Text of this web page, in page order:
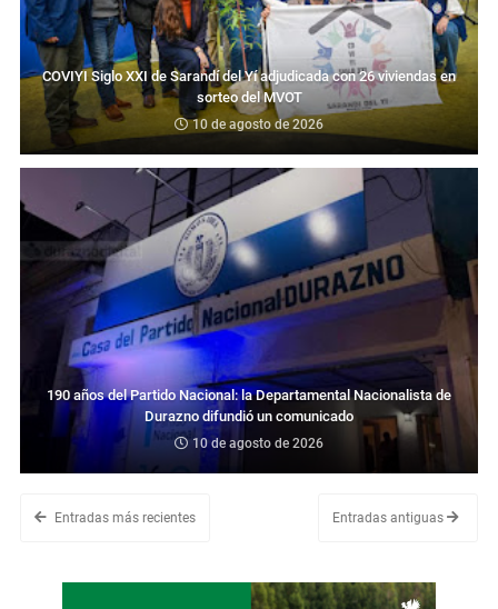
COVIYI Siglo XXI de Sarandí del Yí adjudicada con 26 viviendas en
sorteo del MVOT
10 de agosto de 2026
190 años del Partido Nacional: la Departamental Nacionalista de
Durazno difundió un comunicado
10 de agosto de 2026
Entradas más recientes Entradas antiguas